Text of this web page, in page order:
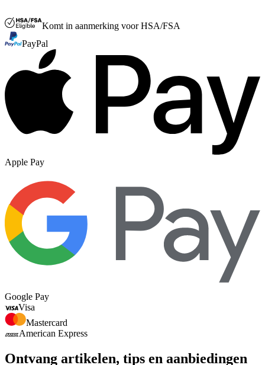
Komt in aanmerking voor HSA/FSA
PayPal
Apple Pay
Google Pay
Visa
Mastercard
American Express
Ontvang artikelen, tips en aanbiedingen